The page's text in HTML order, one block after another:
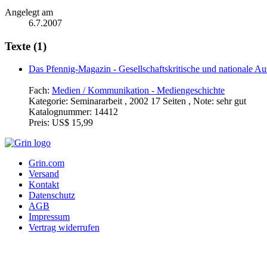
Angelegt am
6.7.2007
Texte (1)
Das Pfennig-Magazin - Gesellschaftskritische und nationale
Fach: Medien / Kommunikation - Mediengeschichte
Kategorie: Seminararbeit , 2002 17 Seiten , Note: sehr gut
Katalognummer: 14412
Preis: US$ 15,99
Grin.com
Versand
Kontakt
Datenschutz
AGB
Impressum
Vertrag widerrufen